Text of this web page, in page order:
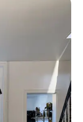
aimés